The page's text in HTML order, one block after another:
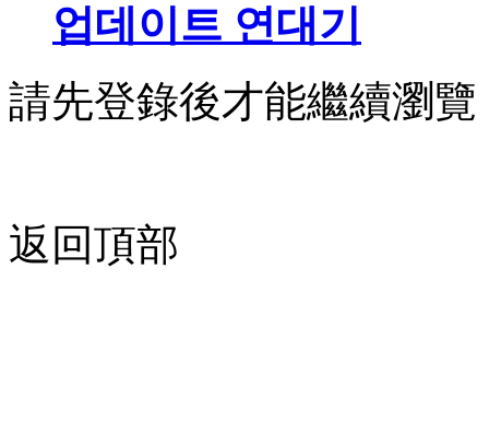
업데이트 연대기
請先登錄後才能繼續瀏覽
返回頂部